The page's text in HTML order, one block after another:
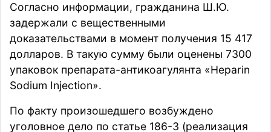
Согласно информации, гражданина Ш.Ю.
задержали с вещественными
доказательствами в момент получения 15 417
долларов. В такую сумму были оценены 7300
упаковок препарата-антикоагулянта «Heparin
Sodium Injection».
По факту произошедшего возбуждено
уголовное дело по статье 186-3 (реализация